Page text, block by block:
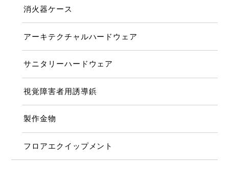
消火器ケース
アーキテクチャルハードウェア
サニタリーハードウェア
視覚障害者用誘導鋲
製作金物
フロアエクイップメント